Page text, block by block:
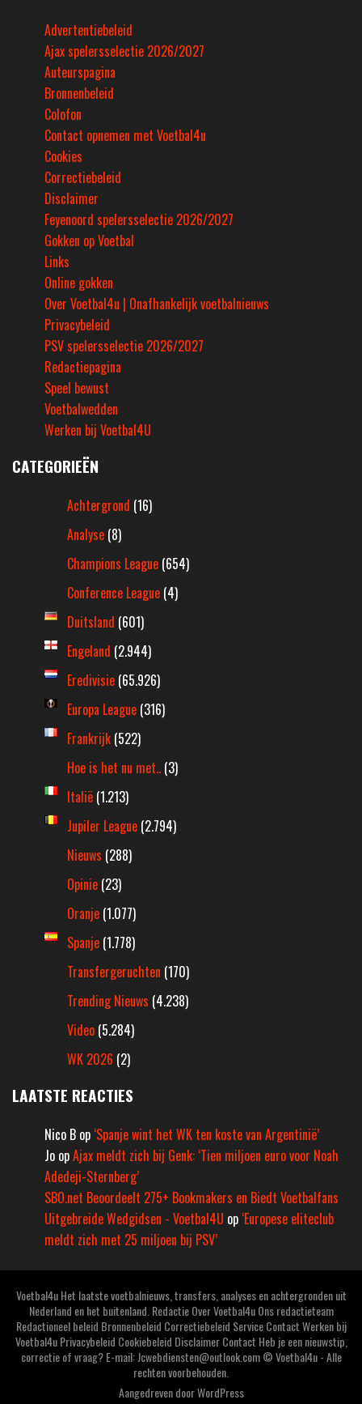
Advertentiebeleid
Ajax spelersselectie 2026/2027
Auteurspagina
Bronnenbeleid
Colofon
Contact opnemen met Voetbal4u
Cookies
Correctiebeleid
Disclaimer
Feyenoord spelersselectie 2026/2027
Gokken op Voetbal
Links
Online gokken
Over Voetbal4u | Onafhankelijk voetbalnieuws
Privacybeleid
PSV spelersselectie 2026/2027
Redactiepagina
Speel bewust
Voetbalwedden
Werken bij Voetbal4U
CATEGORIEËN
Achtergrond (16)
Analyse (8)
Champions League (654)
Conference League (4)
Duitsland (601)
Engeland (2.944)
Eredivisie (65.926)
Europa League (316)
Frankrijk (522)
Hoe is het nu met.. (3)
Italië (1.213)
Jupiler League (2.794)
Nieuws (288)
Opinie (23)
Oranje (1.077)
Spanje (1.778)
Transfergeruchten (170)
Trending Nieuws (4.238)
Video (5.284)
WK 2026 (2)
LAATSTE REACTIES
Nico B op ‘Spanje wint het WK ten koste van Argentinië’
Jo opAjax meldt zich bij Genk: ‘Tien miljoen euro voor Noah
Adedeji-Sternberg’
SBO.net Beoordeelt 275+ Bookmakers en Biedt Voetbalfans
Uitgebreide Wedgidsen - Voetbal4U op ‘Europese eliteclub
meldt zich met 25 miljoen bij PSV’
Voetbal4u Het laatste voetbalnieuws, transfers, analyses en achtergronden uit
Nederland en het buitenland. Redactie Over Voetbal4u Ons redactieteam
Redactioneel beleid Bronnenbeleid Correctiebeleid Service Contact Werken bij
Voetbal4u Privacybeleid Cookiebeleid Disclaimer Contact Heb je een nieuwstip,
correctie of vraag? E-mail: Jcwebdiensten@outlook.com © Voetbal4u - Alle
rechten voorbehouden.
Aangedreven doorWordPress